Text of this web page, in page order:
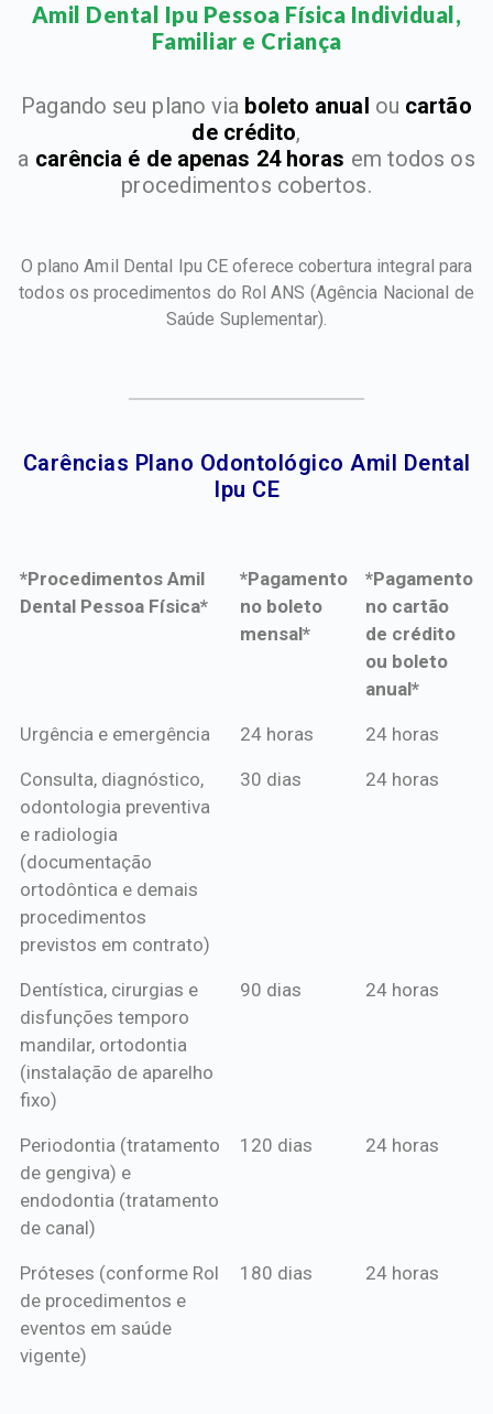
Amil Dental Ipu Pessoa Física Individual,
Familiar e Criança​
Pagando seu plano via boleto anual ou cartão
de crédito,
a carência é de apenas 24 horas em todos os
procedimentos cobertos.
O plano Amil Dental Ipu CE oferece cobertura integral para
todos os procedimentos do Rol ANS (Agência Nacional de
Saúde Suplementar).
Carências Plano Odontológico Amil Dental
Ipu CE​
*Procedimentos Amil
Dental Pessoa Física*
*Pagamento
no boleto
mensal*
*Pagamento
no cartão
de crédito
ou boleto
anual*
*Procedimentos Amil
*Pagamento
mensal*
*Pagamento
de crédito
Urgência e emergência 24 horas 24 horas
Consulta, diagnóstico,
odontologia preventiva
e radiologia
(documentação
ortodôntica e demais
procedimentos
previstos em contrato)
30 dias 24 horas
Dentística, cirurgias e
disfunções temporo
mandilar, ortodontia
(instalação de aparelho
fixo)
90 dias 24 horas
Periodontia (tratamento
de gengiva) e
endodontia (tratamento
de canal)
120 dias 24 horas
Próteses (conforme Rol
de procedimentos e
eventos em saúde
vigente)
180 dias 24 horas